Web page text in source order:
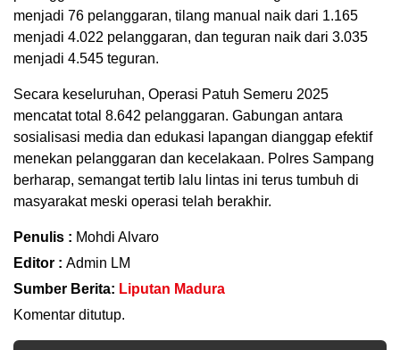
menjadi 76 pelanggaran, tilang manual naik dari 1.165
menjadi 4.022 pelanggaran, dan teguran naik dari 3.035
menjadi 4.545 teguran.
Secara keseluruhan, Operasi Patuh Semeru 2025
mencatat total 8.642 pelanggaran. Gabungan antara
sosialisasi media dan edukasi lapangan dianggap efektif
menekan pelanggaran dan kecelakaan. Polres Sampang
berharap, semangat tertib lalu lintas ini terus tumbuh di
masyarakat meski operasi telah berakhir.
Penulis : Mohdi Alvaro
Editor : Admin LM
Sumber Berita: Liputan Madura
Komentar ditutup.